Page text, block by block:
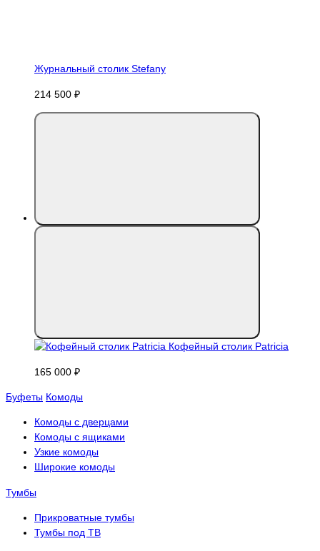
Журнальный столик Stefany
214 500 ₽
Кофейный столик Patricia
165 000 ₽
Буфеты Комоды
Комоды с дверцами
Комоды с ящиками
Узкие комоды
Широкие комоды
Тумбы
Прикроватные тумбы
Тумбы под ТВ